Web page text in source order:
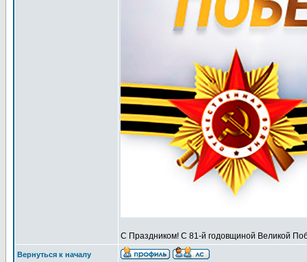
С Праздником! С 81-й годовщиной Великой
Вернуться к началу